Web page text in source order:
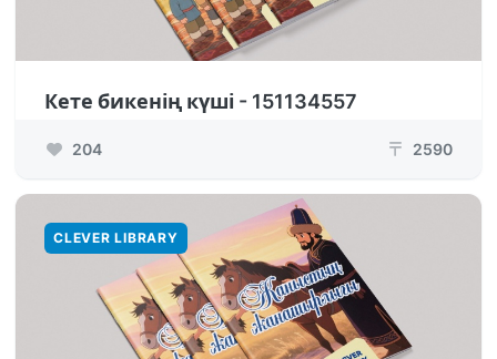
Кете бикенің күші - 151134557
204 ₸ 2590
CLEVER LIBRARY